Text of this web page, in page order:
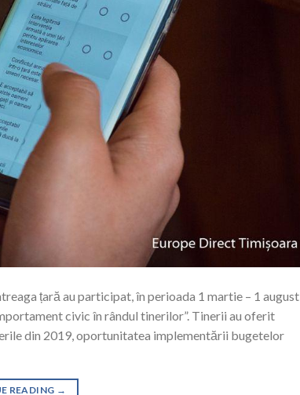
țară au participat, în perioada 1 martie – 1 august
civic în rândul tinerilor”. Tinerii au oferit
din 2019, oportunitatea implementării bugetelor
READING →